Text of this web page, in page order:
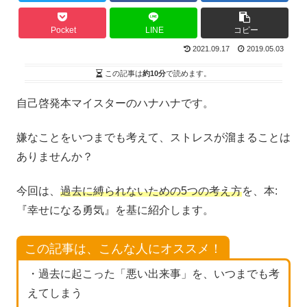
Pocket LINE コピー
2021.09.17 2019.05.03
この記事は約10分で読めます。
自己啓発本マイスターのハナハナです。
嫌なことをいつまでも考えて、ストレスが溜まることは
ありませんか？
今回は、 過去に縛られないための5つの考え方を、本:
『幸せになる勇気』を基に紹介します。
この記事は、こんな人にオススメ！
・過去に起こった「悪い出来事」を、いつまでも考
えてしまう